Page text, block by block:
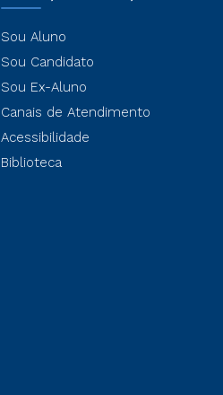
Sou Aluno
Sou Candidato
Sou Ex-Aluno
Canais de Atendimento
Acessibilidade
Biblioteca